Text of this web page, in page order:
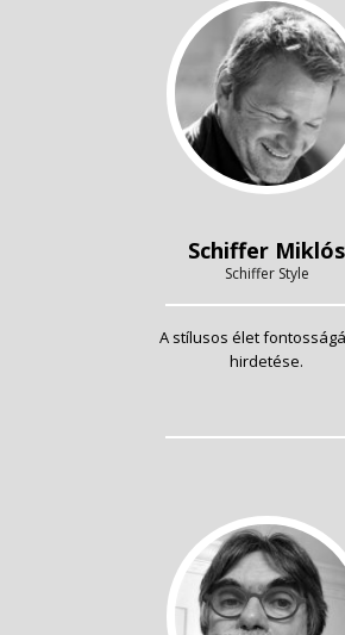
Schiffer Miklós
Schiffer Style
A stílusos élet
hirdetése.